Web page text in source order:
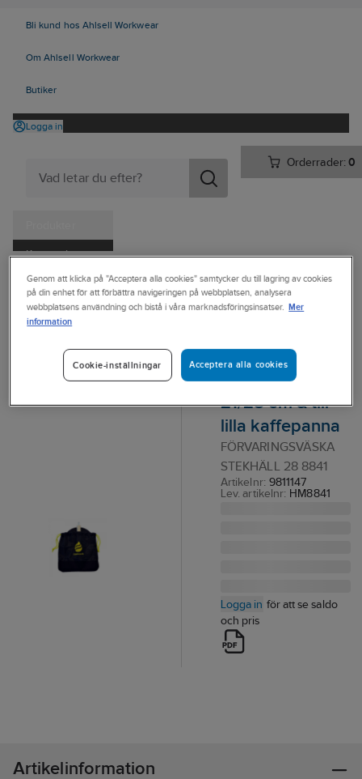
Bli kund hos Ahlsell Workwear
Om Ahlsell Workwear
Butiker
Logga in
Orderrader:0
Kampanjer
Tjänster
Kataloger
Ahlsell Produkter Trädgård & Fritid
Utomhusmatlagning
Stekhällar
Tillbehör hällar
Förvaringsväska
till stekhäll
21/28 cm & till
lilla kaffepanna
FÖRVARINGSVÄSKA
STEKHÄLL 28 8841
Artikelnr: 9811147
Lev. artikelnr: HM8841
Logga in för att se saldo
och pris
Artikelinformation
Genom att klicka på "Acceptera alla cookies" samtycker du till lagring av cookies
på din enhet för att förbättra navigeringen på webbplatsen, analysera
webbplatsens användning och bistå i våra marknadsföringsinsatser. Mer
information
Acceptera alla cookies
Cookie-inställningar